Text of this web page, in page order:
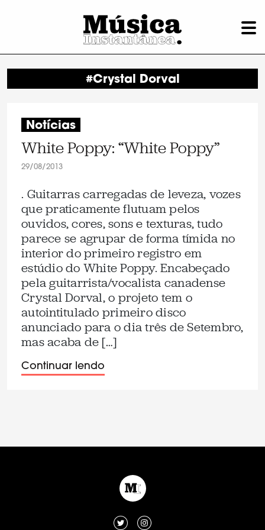
#Crystal Dorval
Notícias
White Poppy: “White Poppy”
29/08/2013
. Guitarras carregadas de leveza, vozes
que praticamente flutuam pelos
ouvidos, cores, sons e texturas, tudo
parece se agrupar de forma tímida no
interior do primeiro registro em
estúdio do White Poppy. Encabeçado
pela guitarrista/vocalista canadense
Crystal Dorval, o projeto tem o
autointitulado primeiro disco
anunciado para o dia três de Setembro,
mas acaba de […]
Continuar lendo